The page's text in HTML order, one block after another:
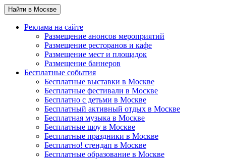
Найти в Москве
Реклама на сайте
Размещение анонсов мероприятий
Размещение ресторанов и кафе
Размещение мест и площадок
Размещение баннеров
Бесплатные события
Бесплатные выставки в Москве
Бесплатные фестивали в Москве
Бесплатно с детьми в Москве
Бесплатный активный отдых в Москве
Бесплатная музыка в Москве
Бесплатные шоу в Москве
Бесплатные праздники в Москве
Бесплатно! стендап в Москве
Бесплатные образование в Москве